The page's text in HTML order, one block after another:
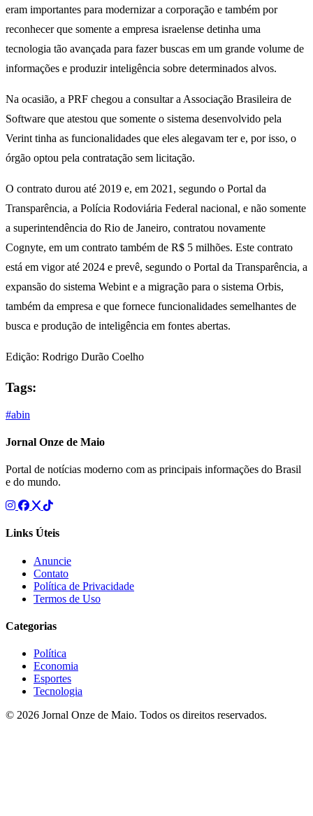
eram importantes para modernizar a corporação e também por
reconhecer que somente a empresa israelense detinha uma
tecnologia tão avançada para fazer buscas em um grande volume de
informações e produzir inteligência sobre determinados alvos.
Na ocasião, a PRF chegou a consultar a Associação Brasileira de
Software que atestou que somente o sistema desenvolvido pela
Verint tinha as funcionalidades que eles alegavam ter e, por isso, o
órgão optou pela contratação sem licitação.
O contrato durou até 2019 e, em 2021, segundo o Portal da
Transparência, a Polícia Rodoviária Federal nacional, e não somente
a superintendência do Rio de Janeiro, contratou novamente
Cognyte, em um contrato também de R$ 5 milhões. Este contrato
está em vigor até 2024 e prevê, segundo o Portal da Transparência, a
expansão do sistema Webint e a migração para o sistema Orbis,
também da empresa e que fornece funcionalidades semelhantes de
busca e produção de inteligência em fontes abertas.
Edição: Rodrigo Durão Coelho
Tags:
#abin
Jornal Onze de Maio
Portal de notícias moderno com as principais informações do Brasil
e do mundo.
Links Úteis
Anuncie
Contato
Política de Privacidade
Termos de Uso
Categorias
Política
Economia
Esportes
Tecnologia
© 2026 Jornal Onze de Maio. Todos os direitos reservados.